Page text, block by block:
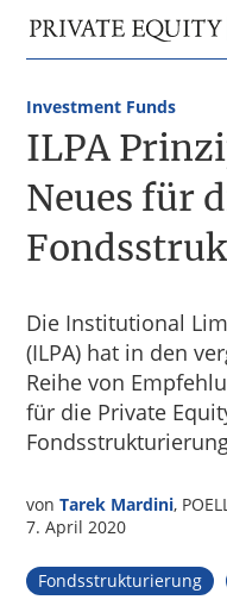
Hauptnavigation
Inhalt
Private
Equity
Das
für
die
Private
Equity-
Branche
–
Investment
I
M&A
I
Tax
ILPA
Neues für
Die Institutional
(ILPA) hat in den
Reihe von
für die Private
Investment Funds
vonTarek Mardini,
7. April 2020
Fondsstrukturierung